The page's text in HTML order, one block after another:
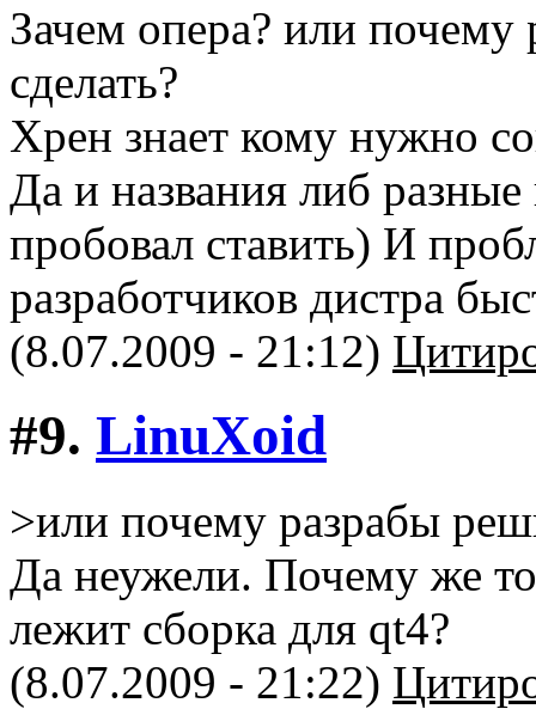
Зачем опера? или
сделать?
Хрен знает кому нужно
Да и названия либ
пробовал ставить) И
разработчиков дистра
(8.07.2009 - 21:12)
#9. LinuXоid
>или почему разрабы
Да неужели. Почему же
лежит сборка для qt4?
(8.07.2009 - 21:22)